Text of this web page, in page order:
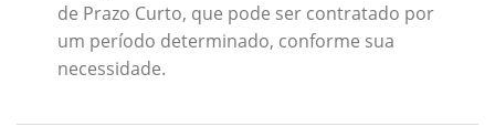
de Prazo Curto, que pode ser contratado por
um período determinado, conforme sua
necessidade.